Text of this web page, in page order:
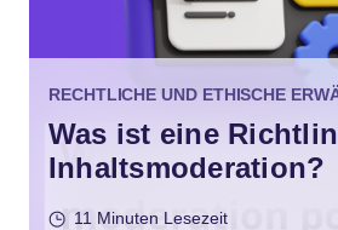
RECHTLICHE UND ETHISCHE
Was ist eine
Inhaltsmoderation?
11 Minuten Lesezeit